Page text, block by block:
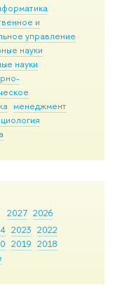
и
управление
науки
науки
менеджмент
2027 2026
2023 2022
2019 2018